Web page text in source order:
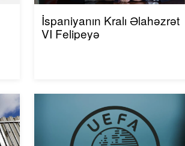
İspaniyanın Kralı Əlahəzrət
VI Felipeyə